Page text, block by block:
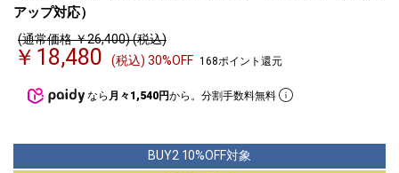
アップ対応）
(通常価格 ￥26,400) (税込)
￥18,480 (税込) 30%OFF 168ポイント還元
なら 月々1,540円から。分割手数料無料
BUY2 10%OFF対象